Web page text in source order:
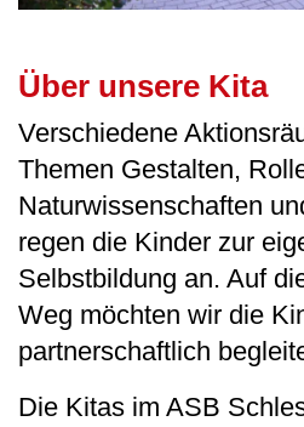
Über unsere Kita
Verschiedene
Themen Gestalten,
Naturwissenschaften
regen die Kinder zur
Selbstbildung an. Auf
Weg möchten wir die
partnerschaftlich
Die Kitas im ASB